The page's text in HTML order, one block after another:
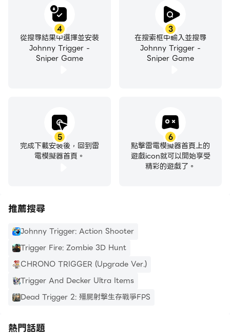
3
在搜索框中輸入並搜尋
Johnny Trigger -
Sniper Game
4
從搜尋結果中選擇並安裝
Johnny Trigger -
Sniper Game
5
完成下載安裝後，回到雷
電模擬器首頁。
6
點擊雷電模擬器首頁上的
遊戲icon就可以開始享受
精彩的遊戲了。
推薦搜尋
Johnny Trigger: Action Shooter
Trigger Fire: Zombie 3D Hunt
CHRONO TRIGGER (Upgrade Ver.)
Trigger And Decker Ultra Items
Dead Trigger 2: 殭屍射擊生存戰爭FPS
熱門話題